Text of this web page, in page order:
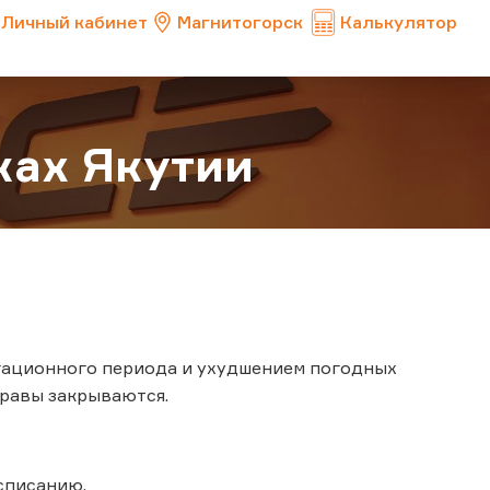
Личный кабинет Магнитогорск Калькулятор
Якутии
периода и ухудшением погодных
закрываются.